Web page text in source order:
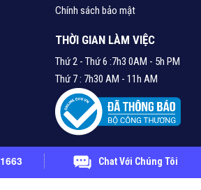
Chính sách bảo mật
THỜI GIAN LÀM VIỆC
Thứ 2 - Thứ 6 :7h3 0AM - 5h PM
Thứ 7 : 7h30 AM - 11h AM
Reserved | M.O VietnamChat Với Chúng Tôi